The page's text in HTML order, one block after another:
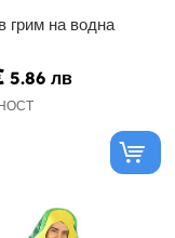
грим на водна
5.86 лв